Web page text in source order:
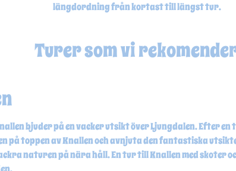
längdordning från kortast till längst tur.
Turer som vi
bjuder på en vacker utsikt över Ljungdalen. Efter en
på toppen av Knallen och avnjuta den fantastiska
naturen på nära håll. En tur till Knallen med skoter